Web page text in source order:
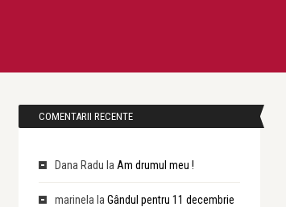
COMENTARII RECENTE
Dana Radu la Am drumul meu !
marinela la Gândul pentru 11 decembrie